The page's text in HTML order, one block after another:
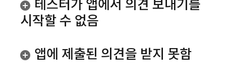
테스터가 앱에서 의견 보내기를
시작할 수 없음
앱에 제출된 의견을 받지 못함